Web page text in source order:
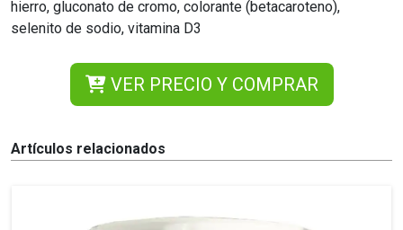
hierro, gluconato de cromo, colorante (betacaroteno),
selenito de sodio, vitamina D3
VER PRECIO Y COMPRAR
Artículos relacionados